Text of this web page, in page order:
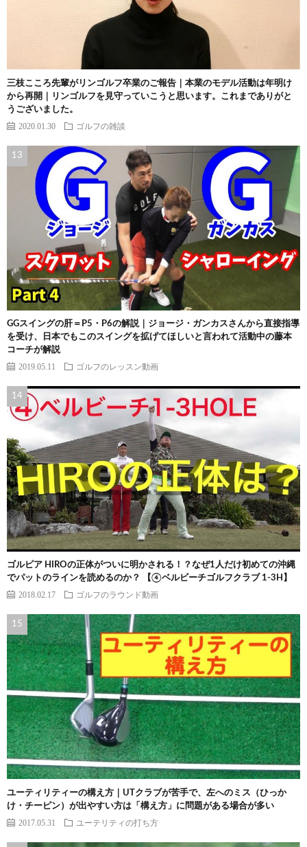
三枝こころ先輩がリンゴルフ卒業のご報告｜本業のモデル活動は年明け
から再開｜リンゴルフを見守っていこうと思います。これまでありがと
うございました。
2020.01.30 ゴルフの雑談
GGスイングの肝＝P5・P6の解説｜ジョージ・ガンカスさんから直接指導
を受け、日本でもこのスイングを拡げてほしいと言われて活動中の藤本
コーチが解説
2019.05.11 ゴルフのレッスン動画
ゴルピア HIROの正体がついに明かされる！？なぜ1人だけ初めての沖縄
でパットのラインを読めるのか？ 【④ベルビーチゴルフクラブ 1-3H】
2018.02.17 ゴルフのラウンド動画
ユーティリティーの構え方｜UTクラブが苦手で、左へのミス（ひっか
け・チーピン）が出やすい方は「構え方」に問題がある場合が多い
2017.05.31 ユーテリティの打ち方